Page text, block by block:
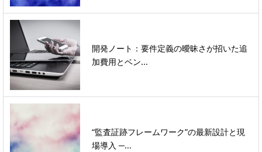
開発ノート：要件定義の曖昧さが招いた追
加費用とベン...
“監査証跡フレームワーク”の最新設計と現
場導入 ─...